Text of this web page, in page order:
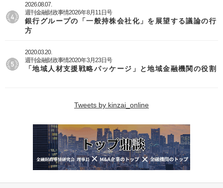
2026.08.07.
週刊金融財政事情2026年8月11日号
銀行グループの「一般持株会社化」を展望する議論の行
方
2020.03.20.
週刊金融財政事情2020年3月23日号
「地域人材支援戦略パッケージ」と地域金融機関の役割
Tweets by kinzai_online